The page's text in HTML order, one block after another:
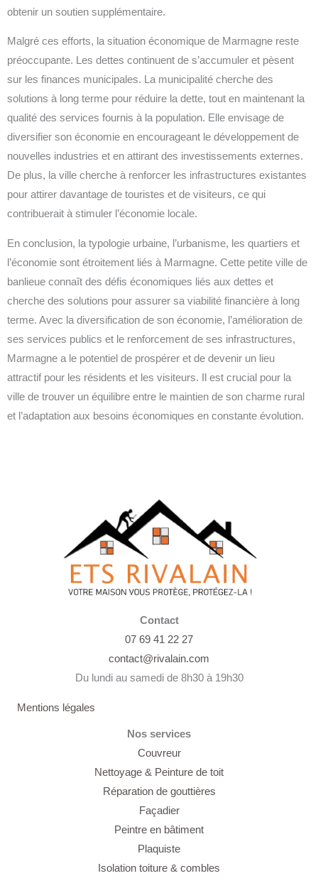
obtenir un soutien supplémentaire.
Malgré ces efforts, la situation économique de Marmagne reste
préoccupante. Les dettes continuent de s’accumuler et pèsent
sur les finances municipales. La municipalité cherche des
solutions à long terme pour réduire la dette, tout en maintenant la
qualité des services fournis à la population. Elle envisage de
diversifier son économie en encourageant le développement de
nouvelles industries et en attirant des investissements externes.
De plus, la ville cherche à renforcer les infrastructures existantes
pour attirer davantage de touristes et de visiteurs, ce qui
contribuerait à stimuler l’économie locale.
En conclusion, la typologie urbaine, l’urbanisme, les quartiers et
l’économie sont étroitement liés à Marmagne. Cette petite ville de
banlieue connaît des défis économiques liés aux dettes et
cherche des solutions pour assurer sa viabilité financière à long
terme. Avec la diversification de son économie, l’amélioration de
ses services publics et le renforcement de ses infrastructures,
Marmagne a le potentiel de prospérer et de devenir un lieu
attractif pour les résidents et les visiteurs. Il est crucial pour la
ville de trouver un équilibre entre le maintien de son charme rural
et l’adaptation aux besoins économiques en constante évolution.
Contact
07 69 41 22 27
contact@rivalain.com
Du lundi au samedi de 8h30 à 19h30
Mentions légales
Nos services
Couvreur
Nettoyage & Peinture de toit
Réparation de gouttières
Façadier
Peintre en bâtiment
Plaquiste
Isolation toiture & combles